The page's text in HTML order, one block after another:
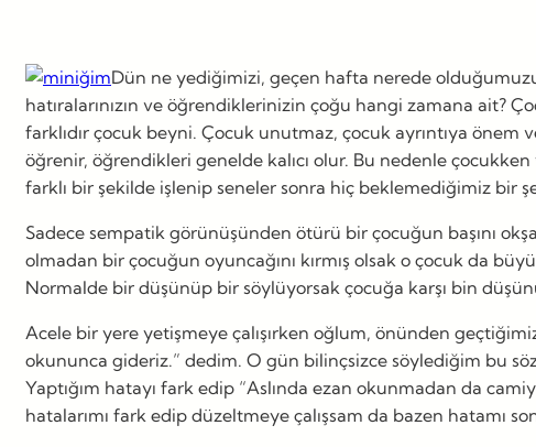
Dün ne yediğimizi, geçen hafta nerede
hatıralarınızın ve öğrendiklerinizin çoğu hangi zamana ait?
farklıdır çocuk beyni. Çocuk unutmaz, çocuk ayrıntıya
öğrenir, öğrendikleri genelde kalıcı olur. Bu nedenle
farklı bir şekilde işlenip seneler sonra hiç beklemediğimiz bir
Sadece sempatik görünüşünden ötürü bir çocuğun başını
olmadan bir çocuğun oyuncağını kırmış olsak o çocuk da
Normalde bir düşünüp bir söylüyorsak çocuğa karşı bin
Acele bir yere yetişmeye çalışırken oğlum, önünden
okununca gideriz.” dedim. O gün bilinçsizce söylediğim bu
Yaptığım hatayı fark edip “Aslında ezan okunmadan da
hatalarımı fark edip düzeltmeye çalışsam da bazen hatamı